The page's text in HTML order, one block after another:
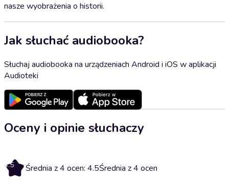
nasze wyobrażenia o historii.
Jak słuchać audiobooka?
Słuchaj audiobooka na urządzeniach Android i iOS w aplikacji
Audioteki
Oceny i opinie słuchaczy
4.5 Średnia z 4 ocen: 4.5Średnia z 4 ocen